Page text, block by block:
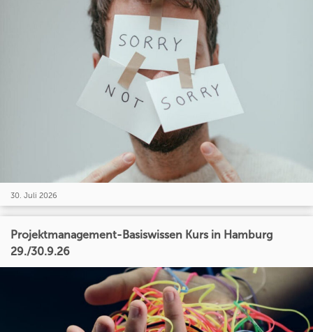
30. Juli 2026
Projektmanagement-Basiswissen Kurs in Hamburg
29./30.9.26